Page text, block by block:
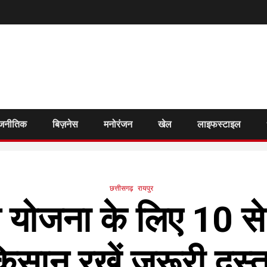
बिज़नेस मनोरंजन खेल लाइफस्टाइल
छत्तीसगढ़ रायपुर
योजना के लिए 10